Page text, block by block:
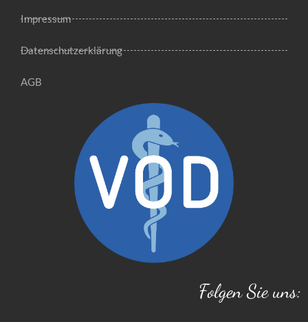
Impressum
Datenschutzerklärung
AGB
Folgen Sie uns: